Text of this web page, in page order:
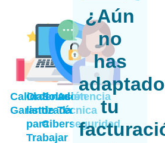
Calidad
Garantizada
Ordenador
listo
para
Trabajar
Solución
de
Ciberseguridad
Asistencia
Técnica
¿Aún
no
has
adaptado
tu